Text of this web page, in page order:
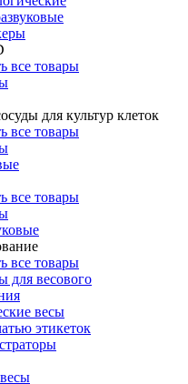
все товары
для культур клеток
все товары
все товары
все товары
для весового
весы
этикеток